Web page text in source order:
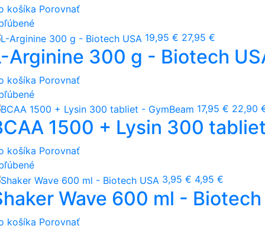
košíka Porovnať
19,95 € 27,95 €
Arginine 300 g - Biotech
košíka Porovnať
17,95 € 22,90
1500 + Lysin 300
košíka Porovnať
3,95 € 4,95 €
Wave 600 ml - Biotech
košíka Porovnať